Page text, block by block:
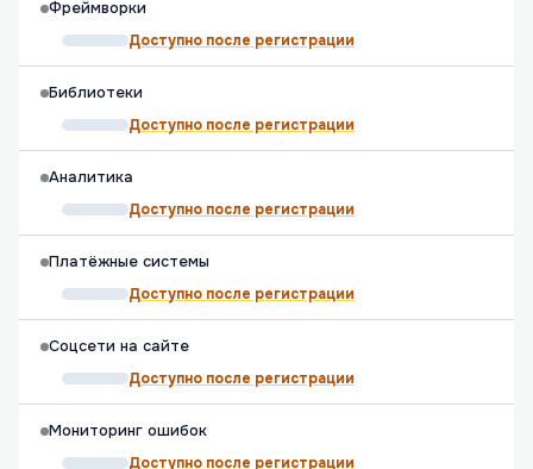
Фреймворки
Доступно после регистрации
Библиотеки
Доступно после регистрации
Аналитика
Доступно после регистрации
Платёжные системы
Доступно после регистрации
Соцсети на сайте
Доступно после регистрации
Мониторинг ошибок
Доступно после регистрации